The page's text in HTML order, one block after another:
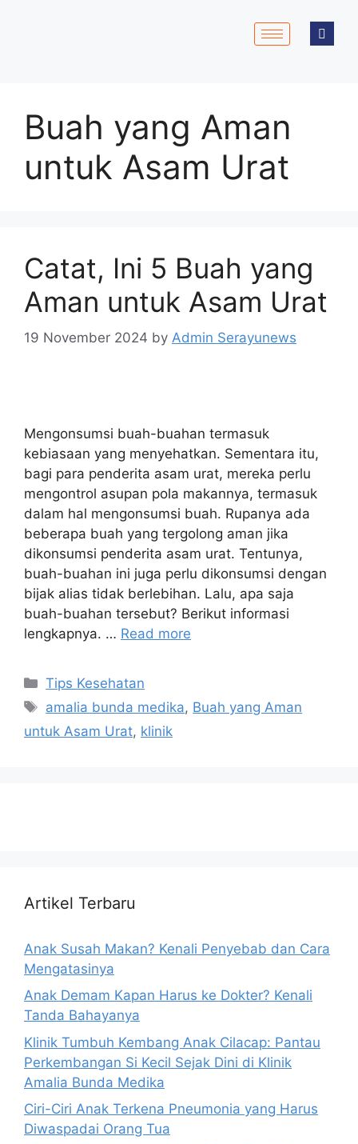
Buah yang Aman
untuk Asam Urat
Catat, Ini 5 Buah yang
Aman untuk Asam Urat
19 November 2024 by Admin Serayunews
Mengonsumsi buah-buahan termasuk
kebiasaan yang menyehatkan. Sementara itu,
bagi para penderita asam urat, mereka perlu
mengontrol asupan pola makannya, termasuk
dalam hal mengonsumsi buah. Rupanya ada
beberapa buah yang tergolong aman jika
dikonsumsi penderita asam urat. Tentunya,
buah-buahan ini juga perlu dikonsumsi dengan
bijak alias tidak berlebihan. Lalu, apa saja
buah-buahan tersebut? Berikut informasi
lengkapnya. … Read more
Tips Kesehatan
amalia bunda medika, Buah yang Aman
untuk Asam Urat, klinik
Artikel Terbaru
Anak Susah Makan? Kenali Penyebab dan Cara
Mengatasinya
Anak Demam Kapan Harus ke Dokter? Kenali
Tanda Bahayanya
Klinik Tumbuh Kembang Anak Cilacap: Pantau
Perkembangan Si Kecil Sejak Dini di Klinik
Amalia Bunda Medika
Ciri-Ciri Anak Terkena Pneumonia yang Harus
Diwaspadai Orang Tua